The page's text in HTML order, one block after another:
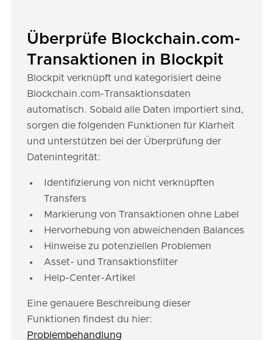
Überprüfe Blockchain.com-
Transaktionen in Blockpit
Blockpit verknüpft und kategorisiert deine
Blockchain.com-Transaktionsdaten
automatisch. Sobald alle Daten importiert sind,
sorgen die folgenden Funktionen für Klarheit
und unterstützen bei der Überprüfung der
Datenintegrität:
Identifizierung von nicht verknüpften
Transfers
Markierung von Transaktionen ohne Label
Hervorhebung von abweichenden Balances
Hinweise zu potenziellen Problemen
Asset- und Transaktionsfilter
Help-Center-Artikel
Eine genauere Beschreibung dieser
Funktionen findest du hier:
Problembehandlung